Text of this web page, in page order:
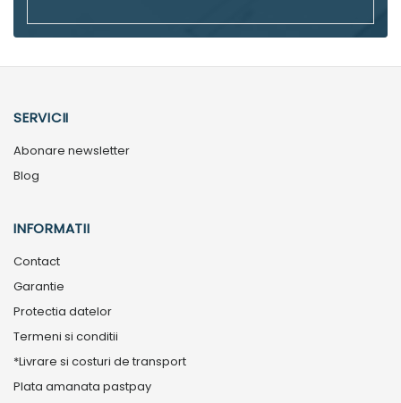
SERVICII
Abonare newsletter
Blog
INFORMATII
Contact
Garantie
Protectia datelor
Termeni si conditii
*Livrare si costuri de transport
Plata amanata pastpay